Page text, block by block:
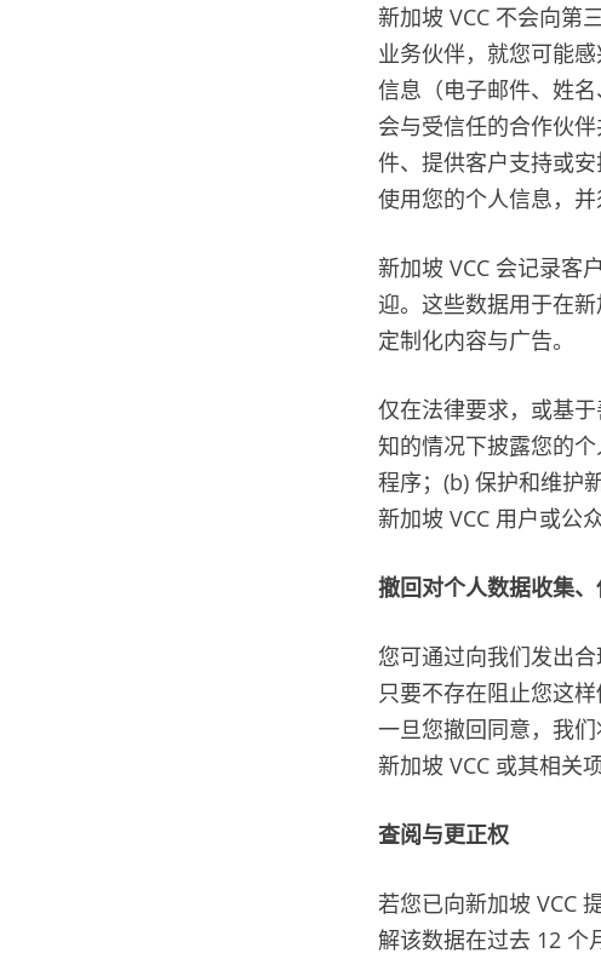
新加坡 VCC 不会向第
业务伙伴，就您可能
信息（电子邮件、姓
会与受信任的合作伙
件、提供客户支持或
使用您的个人信息，并
新加坡 VCC 会记录客
迎。这些数据用于在
定制化内容与广告。
仅在法律要求，或基
知的情况下披露您的
程序；(b) 保护和维护
新加坡 VCC 用户或公
撤回对个人数据收集
您可通过向我们发出
只要不存在阻止您这
一旦您撤回同意，我
新加坡 VCC 或其相关
查阅与更正权
若您已向新加坡 VCC
解该数据在过去 12 个